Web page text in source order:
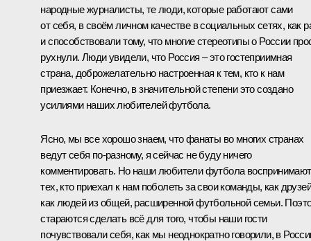
народные журналисты, те люди, которые работают сами
от себя, в своём личном качестве в социальных сетях, как
и способствовали тому, что многие стереотипы о России
рухнули. Люди увидели, что Россия – это гостеприимная
страна, доброжелательно настроенная к тем, кто к нам
приезжает. Конечно, в значительной степени это создано
усилиями наших любителей футбола.
Ясно, мы все хорошо знаем, что фанаты во многих странах
ведут себя по-разному, я сейчас не буду ничего
комментировать. Но наши любители футбола воспринимают
тех, кто приехал к нам поболеть за свои команды, как
как людей из общей, расширенной футбольной семьи.
стараются сделать всё для того, чтобы наши гости
почувствовали себя, как мы неоднократно говорили, в